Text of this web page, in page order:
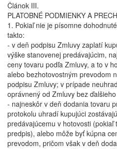
Článok III.
PLATOBNÉ PODMIENKY A
1. Pokiaľ nie je písomne
takto:
- v deň podpisu Zmluvy zaplatí
výške stanovenej predávajúcim,
ceny tovaru podľa Zmluvy, a to v
alebo bezhotovostným prevodom
podpisu Zmluvy; v prípade
oprávnený od Zmluvy bez
- najneskôr v deň dodania tovaru
protokolu uhradí kupujúci
predávajúcemu v hotovosti
predpis), alebo môže byť kúpna
prevodom, pričom však v deň